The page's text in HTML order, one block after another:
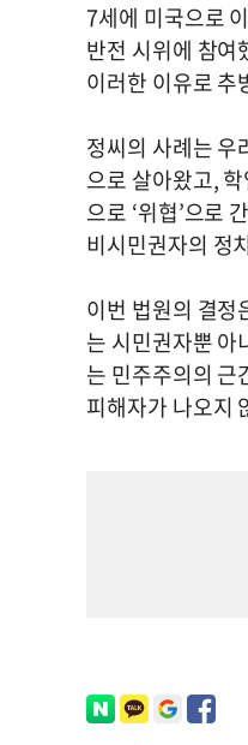
7세에 미국으로
반전 시위에 참여
이러한 이유로 추
정씨의 사례는 우
으로 살아왔고,
으로 ‘위협’으로
비시민권자의 정
이번 법원의 결정
는 시민권자뿐 아
는 민주주의의 근
피해자가 나오지